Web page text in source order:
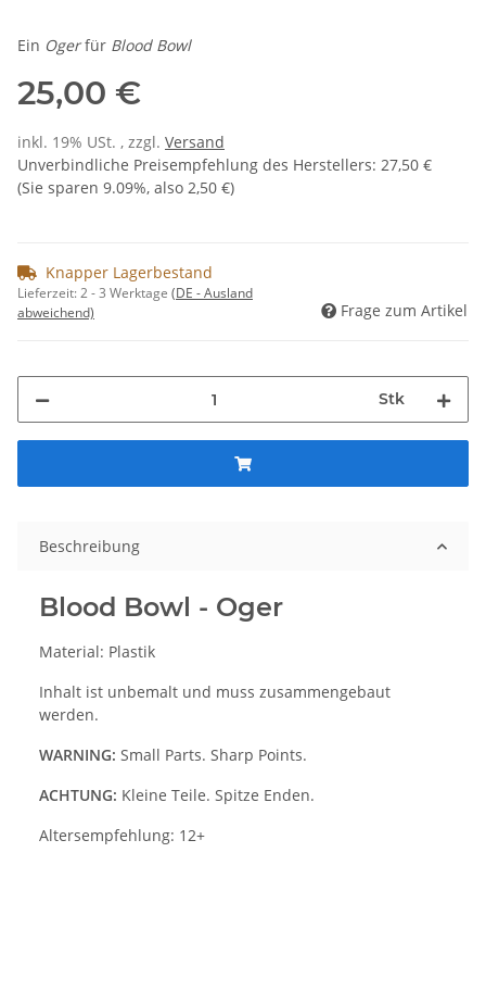
Ein Ogerfür Blood Bowl
25,00 €
inkl. 19% USt. , zzgl. Versand
Unverbindliche Preisempfehlung des Herstellers: 27,50 €
(Sie sparen 9.09%, also 2,50 €)
Knapper Lagerbestand
Lieferzeit:2 - 3 Werktage (DE - Ausland
abweichend)
Frage zum Artikel
Stk
Beschreibung
Blood Bowl - Oger
Material: Plastik
Inhalt ist unbemalt und muss zusammengebaut
werden.
WARNING: Small Parts. Sharp Points.
ACHTUNG: Kleine Teile. Spitze Enden.
Altersempfehlung: 12+